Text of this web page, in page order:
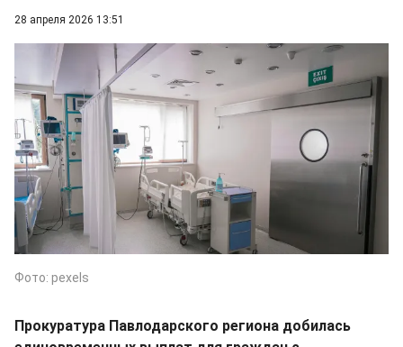
28 апреля 2026 13:51
Фото: pexels
Прокуратура Павлодарского региона добилась